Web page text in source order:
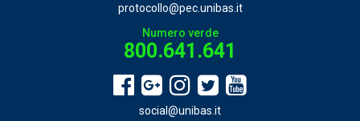
protocollo@pec.unibas.it
Numero verde
800.641.641
social@unibas.it